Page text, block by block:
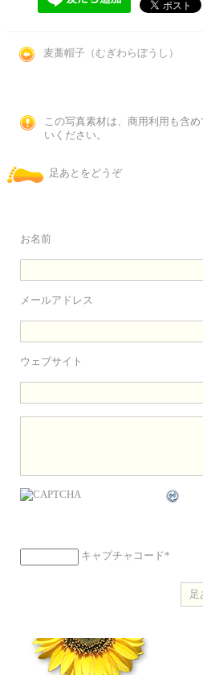
麦藁帽子（むぎわらぼうし）
この写真素材は、商用利用も含
いください。
足あとをどうぞ
お名前
メールアドレス
ウェブサイト
キャプチャコード *